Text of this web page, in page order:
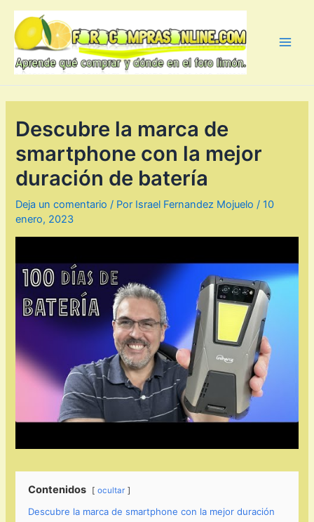
contenido
Descubre la marca de
smartphone con la mejor
duración de batería
Deja un comentario / Por Israel Fernandez Mojuelo /10
enero, 2023
Contenidos ocultar
Descubre la marca de smartphone con la mejor duración